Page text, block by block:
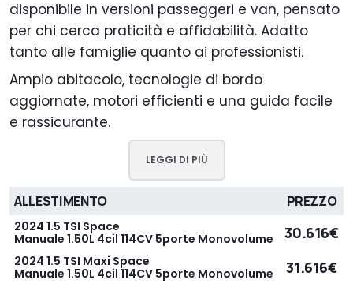
disponibile in versioni passeggeri e van, pensato
per chi cerca praticità e affidabilità. Adatto
tanto alle famiglie quanto ai professionisti.
Ampio abitacolo, tecnologie di bordo
aggiornate, motori efficienti e una guida facile
e rassicurante.
LEGGI DI PIÙ
ALLESTIMENTO PREZZO
2024 1.5 TSI Space
Manuale 1.50L 4cil 114CV 5porte Monovolume
30.616€
2024 1.5 TSI Maxi Space
Manuale 1.50L 4cil 114CV 5porte Monovolume
31.616€